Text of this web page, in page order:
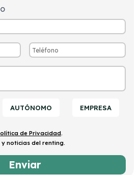
AUTÓNOMO EMPRESA
de Privacidad.
noticias del renting.